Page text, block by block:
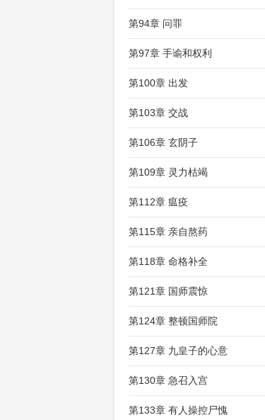
第94章 问罪
第97章 手谕和权利
第100章 出发
第103章 交战
第106章 玄阴子
第109章 灵力枯竭
第112章 瘟疫
第115章 亲自熬药
第118章 命格补全
第121章 国师震惊
第124章 整顿国师院
第127章 九皇子的心意
第130章 急召入宫
第133章 有人操控尸愧